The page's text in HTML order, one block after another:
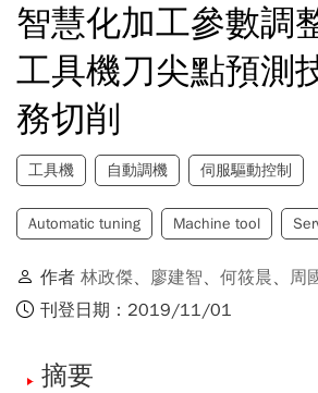
智慧化加工參數調
工具機刀尖點預測
務切削
工具機 自動調機 伺服驅動控制
Automatic tuning Machine tool
作者 林政傑、 廖建智、 何筱晨、 周
刊登日期：2019/11/01
摘要